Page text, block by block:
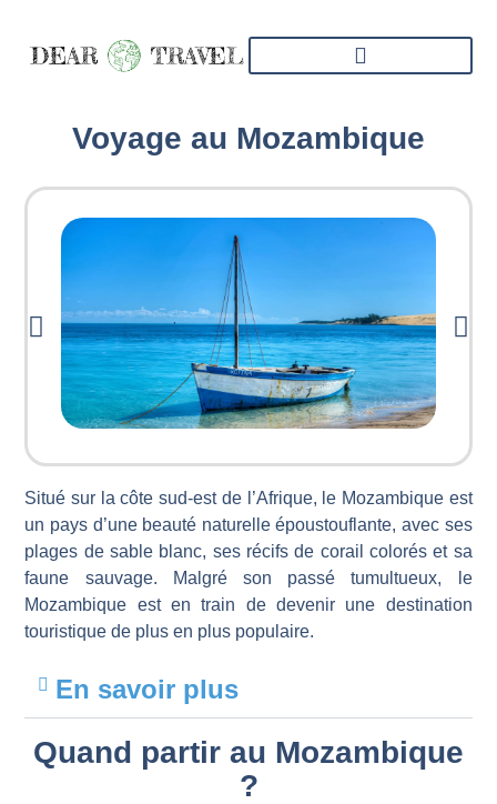
Voyage au Mozambique
Situé sur la côte sud-est de l’Afrique, le Mozambique est
un pays d’une beauté naturelle époustouflante, avec ses
plages de sable blanc, ses récifs de corail colorés et sa
faune sauvage. Malgré son passé tumultueux, le
Mozambique est en train de devenir une destination
touristique de plus en plus populaire.
En savoir plus
Quand partir au Mozambique
?